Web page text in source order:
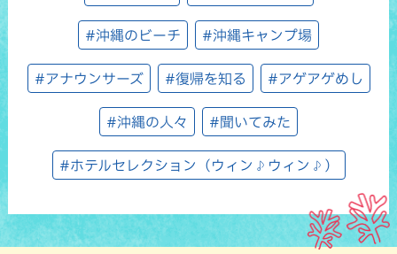
#沖縄のビーチ #沖縄キャンプ場
#アナウンサーズ #復帰を知る #アゲアゲめし
#沖縄の人々 #聞いてみた
#ホテルセレクション（ウィン♪ウィン♪）